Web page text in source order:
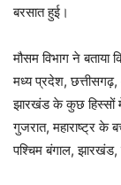
बरसात हुई।
मौसम विभाग ने बताया
मध्य प्रदेश, छत्तीसगढ़,
झारखंड के कुछ हिस्सों
गुजरात, महाराष्ट्र के
पश्चिम बंगाल, झारखंड,